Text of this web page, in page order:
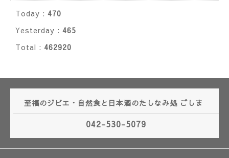
Today : 470
Yesterday : 465
Total : 462920
至福のジビエ・自然食と日本酒のたしなみ処 ごしま
042-530-5079